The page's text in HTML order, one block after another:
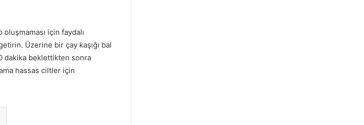
için faydalı
Üzerine bir çay kaşığı bal
dakika beklettikten sonra
hassas ciltler için